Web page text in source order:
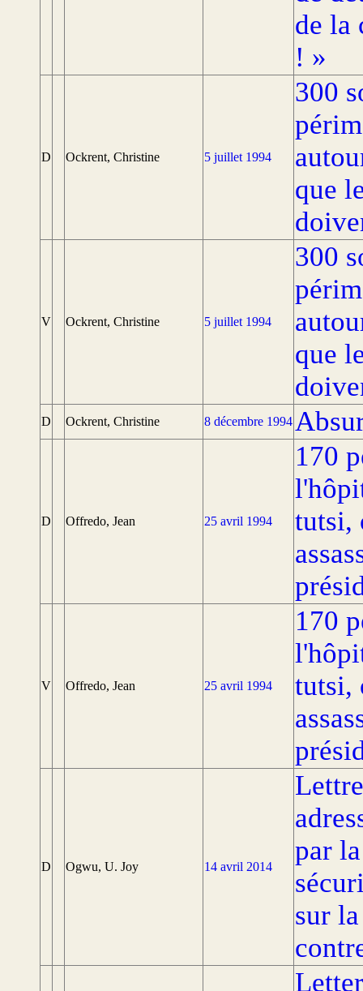
de la
! »
D Ockrent, Christine 5 juillet 1994
300
que
V Ockrent, Christine 5 juillet 1994
300
que
D Ockrent, Christine 8 décembre 1994
D Offredo, Jean 25 avril 1994
170
tutsi,
V Offredo, Jean 25 avril 1994
170
tutsi,
D Ogwu, U. Joy 14 avril 2014
par
sur